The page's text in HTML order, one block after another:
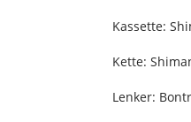
Kassette:
Kette:
Lenker: